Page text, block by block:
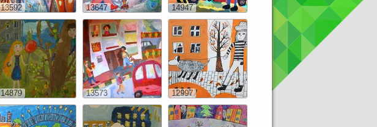
13592 13647 14947
14879 13573 12997